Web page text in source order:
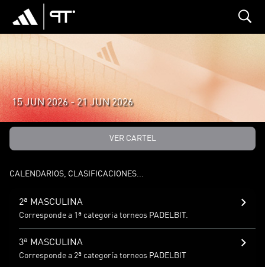
search
PADELBIT (OURENSE, ESPAÑA)
15 JUN 2026 - 21 JUN 2026
VER CARTEL
CALENDARIOS, CLASIFICACIONES...
2ª MASCULINA
Corresponde a 1ª categoria torneos PADELBIT.
3ª MASCULINA
Corresponde a 2ª categoría torneos PADELBIT